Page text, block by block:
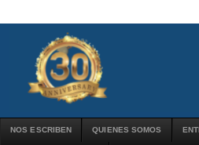
NOS ESCRIBEN QUIENES SOMOS